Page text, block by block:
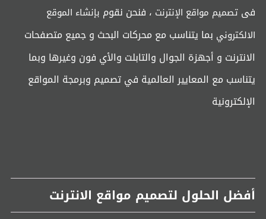
فى تصميم مواقع الإنترنت ، فنحن نقوم بإنشاء الموقع
الالكتروني بما يتناسب مع محركات البحث و جميع متصفحات
الانترنت و أجهزة الجوال والتابلت والأي فون وغيرها وبما
يتناسب مع المعايير العالمية في تصميم وبرمجة المواقع
الإلكترونية
أفضل الحلول لتصميم مواقع الانترنت